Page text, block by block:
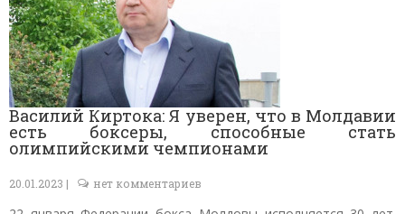
Василий Киртока: Я уверен, что в Молдавии
есть боксеры, способные стать
олимпийскими чемпионами
20.01.2023 | нет комментариев